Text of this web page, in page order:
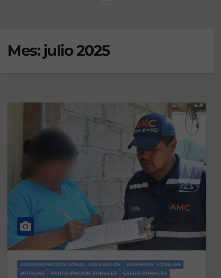
Mes: julio 2025
ADMINISTRACIÓN ZONAL LOS CHILLOS
AMBIENTE ZONALES
NOTICIAS
PARTICIPACIÓN ZONALES SALUD ZONALES